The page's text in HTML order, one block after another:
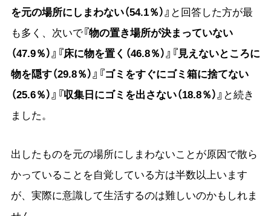
を元の場所にしまわない（54.1％）』 と回答した方が最
も多く、次いで『物の置き場所が決まっていない
（47.9％）』『床に物を置く（46.8％）』『見えないところに
物を隠す（29.8％）』『ゴミをすぐにゴミ箱に捨てない
（25.6％）』『収集日にゴミを出さない（18.8％）』 と続き
ました。
出したものを元の場所にしまわないことが原因で散ら
かっていることを自覚している方は半数以上います
が、実際に意識して生活するのは難しいのかもしれま